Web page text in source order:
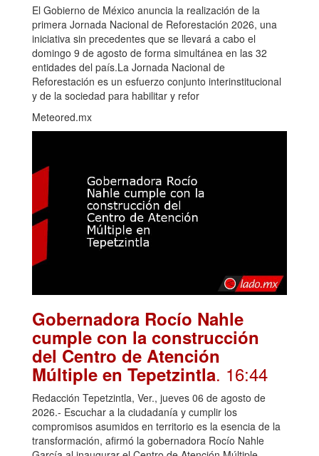
El Gobierno de México anuncia la realización de la
primera Jornada Nacional de Reforestación 2026, una
iniciativa sin precedentes que se llevará a cabo el
domingo 9 de agosto de forma simultánea en las 32
entidades del país.La Jornada Nacional de
Reforestación es un esfuerzo conjunto interinstitucional
y de la sociedad para habilitar y refor
Meteored.mx
Gobernadora Rocío Nahle
cumple con la construcción
del Centro de Atención
Múltiple en Tepetzintla. 16:44
Redacción Tepetzintla, Ver., jueves 06 de agosto de
2026.- Escuchar a la ciudadanía y cumplir los
compromisos asumidos en territorio es la esencia de la
transformación, afirmó la gobernadora Rocío Nahle